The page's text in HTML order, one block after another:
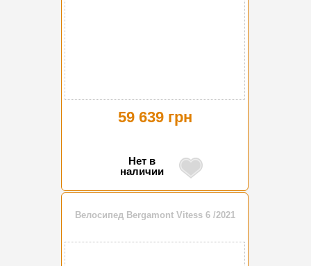
59 639 грн
Нет в
наличии
Велосипед Bergamont Vitess 6 /2021